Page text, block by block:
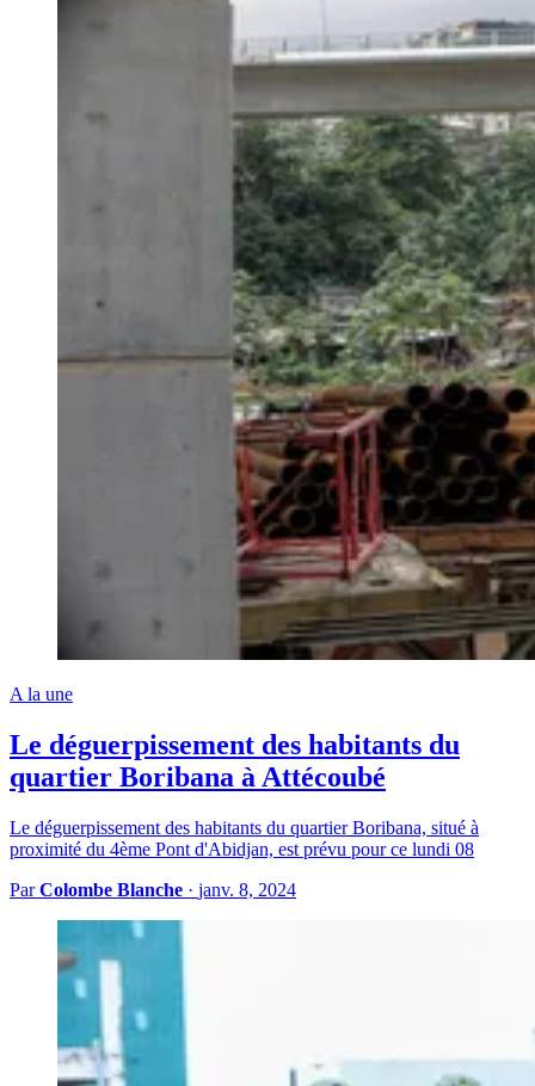
A la une
Le déguerpissement des habitants du
quartier Boribana à Attécoubé
Le déguerpissement des habitants du quartier Boribana, situé à
proximité du 4ème Pont d'Abidjan, est prévu pour ce lundi 08
ParColombe Blanche · janv. 8, 2024